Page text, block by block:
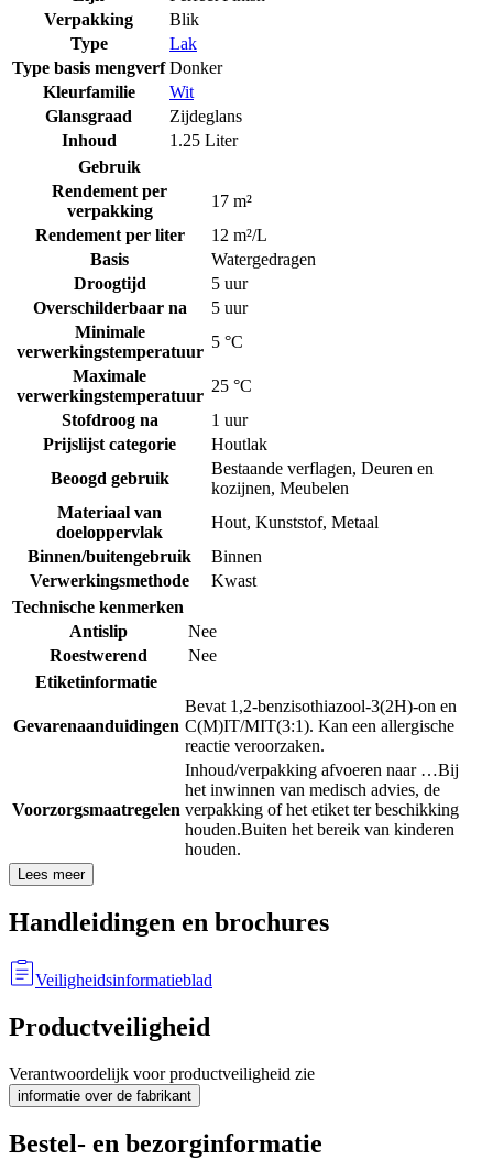
Verpakking
Blik
Type
Lak
Type basis mengverf Donker
Kleurfamilie
Wit
Glansgraad
Zijdeglans
Inhoud
1.25 Liter
Gebruik
Rendement per
verpakking
17 m²
Rendement per liter
12 m²/L
Basis
Watergedragen
Droogtijd
5 uur
Overschilderbaar na
5 uur
Minimale
verwerkingstemperatuur
5 °C
Maximale
verwerkingstemperatuur
25 °C
Stofdroog na
1 uur
Prijslijst categorie
Houtlak
Beoogd gebruik
Bestaande verflagen, Deuren en
kozijnen, Meubelen
Materiaal van
doeloppervlak
Hout, Kunststof, Metaal
Binnen/buitengebruik
Binnen
Verwerkingsmethode
Kwast
Technische kenmerken
Antislip
Nee
Roestwerend
Nee
Etiketinformatie
Gevarenaanduidingen
Bevat 1,2-benzisothiazool-3(2H)-on en
C(M)IT/MIT(3:1). Kan een allergische
reactie veroorzaken.
Voorzorgsmaatregelen
Inhoud/verpakking afvoeren naar …Bij
het inwinnen van medisch advies, de
verpakking of het etiket ter beschikking
houden.Buiten het bereik van kinderen
houden.
Lees meer
Handleidingen en brochures
Veiligheidsinformatieblad
Productveiligheid
Verantwoordelijk voor productveiligheid zie
informatie over de fabrikant
Bestel- en bezorginformatie